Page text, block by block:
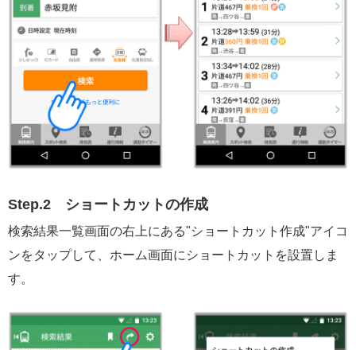
Step.2 ショートカットの作成
検索結果一覧画面の右上にある"ショートカット作成"アイコ
ンをタップして、ホーム画面にショートカットを設置しま
す。